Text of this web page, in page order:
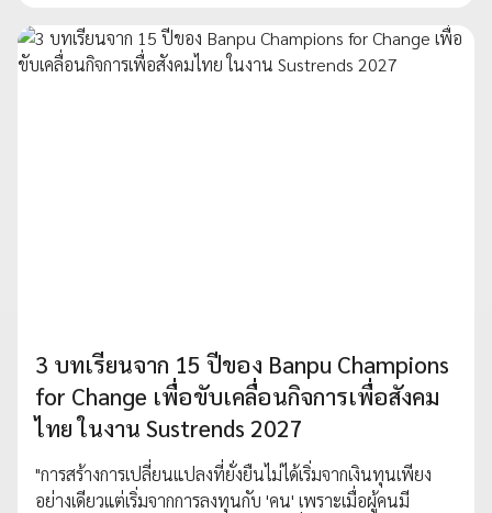
3 บทเรียนจาก 15 ปีของ Banpu Champions
for Change เพื่อขับเคลื่อนกิจการเพื่อสังคม
ไทย ในงาน Sustrends 2027
"การสร้างการเปลี่ยนแปลงที่ยั่งยืนไม่ได้เริ่มจากเงินทุนเพียง
อย่างเดียวแต่เริ่มจากการลงทุนกับ 'คน' เพราะเมื่อผู้คนมี